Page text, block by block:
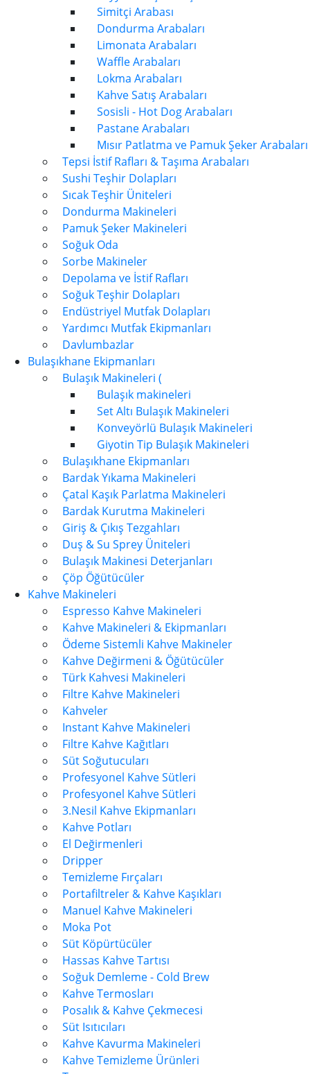
Simitçi Arabası
Dondurma Arabaları
Limonata Arabaları
Waffle Arabaları
Lokma Arabaları
Kahve Satış Arabaları
Sosisli - Hot Dog Arabaları
Pastane Arabaları
Mısır Patlatma ve Pamuk Şeker Arabaları
Tepsi İstif Rafları & Taşıma Arabaları
Sushi Teşhir Dolapları
Sıcak Teşhir Üniteleri
Dondurma Makineleri
Pamuk Şeker Makineleri
Soğuk Oda
Sorbe Makineler
Depolama ve İstif Rafları
Soğuk Teşhir Dolapları
Endüstriyel Mutfak Dolapları
Yardımcı Mutfak Ekipmanları
Davlumbazlar
Bulaşıkhane Ekipmanları
Bulaşık Makineleri (
Bulaşık makineleri
Set Altı Bulaşık Makineleri
Konveyörlü Bulaşık Makineleri
Giyotin Tip Bulaşık Makineleri
Bulaşıkhane Ekipmanları
Bardak Yıkama Makineleri
Çatal Kaşık Parlatma Makineleri
Bardak Kurutma Makineleri
Giriş & Çıkış Tezgahları
Duş & Su Sprey Üniteleri
Bulaşık Makinesi Deterjanları
Çöp Öğütücüler
Kahve Makineleri
Espresso Kahve Makineleri
Kahve Makineleri & Ekipmanları
Ödeme Sistemli Kahve Makineler
Kahve Değirmeni & Öğütücüler
Türk Kahvesi Makineleri
Filtre Kahve Makineleri
Kahveler
Instant Kahve Makineleri
Filtre Kahve Kağıtları
Süt Soğutucuları
Profesyonel Kahve Sütleri
Profesyonel Kahve Sütleri
3.Nesil Kahve Ekipmanları
Kahve Potları
El Değirmenleri
Dripper
Temizleme Fırçaları
Portafiltreler & Kahve Kaşıkları
Manuel Kahve Makineleri
Moka Pot
Süt Köpürtücüler
Hassas Kahve Tartısı
Soğuk Demleme - Cold Brew
Kahve Termosları
Posalık & Kahve Çekmecesi
Süt Isıtıcıları
Kahve Kavurma Makineleri
Kahve Temizleme Ürünleri